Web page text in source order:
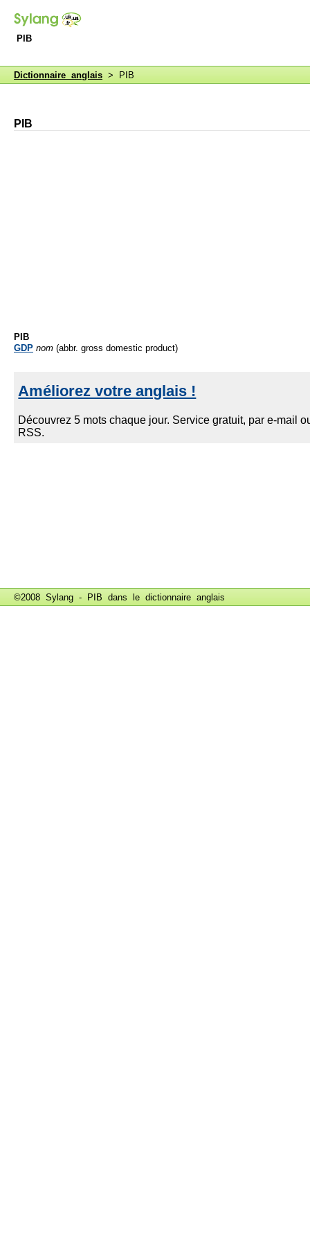
PIB
Dictionnaire anglais > PIB
PIB
PIB
GDP nom (abbr. gross domestic product)
©2008 Sylang - PIB dans le dictionnaire anglais